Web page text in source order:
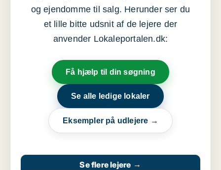
og ejendomme til salg. Herunder ser du
et lille bitte udsnit af de lejere der
anvender Lokaleportalen.dk:
Få hjælp til din søgning
Se alle ledige lokaler
Eksempler på udlejere →
Se flere lejere →